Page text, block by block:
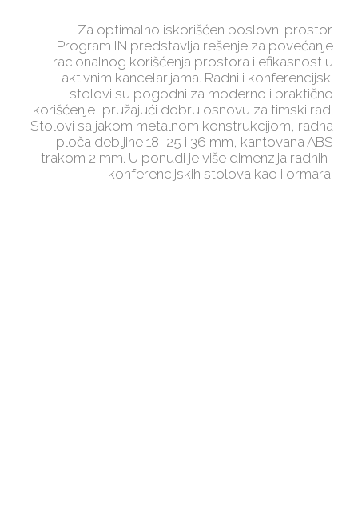
Za optimalno iskorišćen poslovni prostor.
Program IN predstavlja rešenje za povećanje
racionalnog korišćenja prostora i efikasnost u
aktivnim kancelarijama. Radni i konferencijski
stolovi su pogodni za moderno i praktično
korišćenje, pružajući dobru osnovu za timski rad.
Stolovi sa jakom metalnom konstrukcijom, radna
ploča debljine 18, 25 i 36 mm, kantovana ABS
trakom 2 mm. U ponudi je više dimenzija radnih i
konferencijskih stolova kao i ormara.